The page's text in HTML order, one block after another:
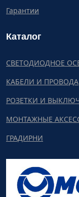
Гарантии
Каталог
СВЕТОДИОДНОЕ
КАБЕЛИ И ПРОВОДА
РОЗЕТКИ И
МОНТАЖНЫЕ
ГРАДИРНИ